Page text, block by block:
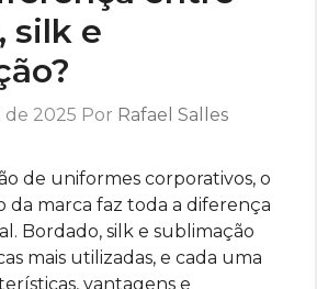
silk e
de 2025 Por Rafael Salles
de uniformes corporativos, o
da marca faz toda a diferença
Bordado, silk e sublimação
mais utilizadas, e cada uma
vantagens e